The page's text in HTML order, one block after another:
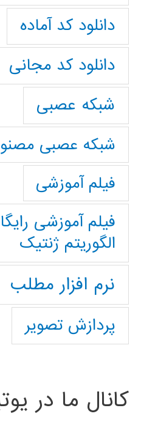
دانلود کد آماده
دانلود کد مجانی
شبکه عصبی
شبکه عصبی
فیلم آموزشی
فیلم آموزشی
الگوریتم ژنتیک
نرم افزار مطلب
پردازش تصویر
کانال ما در